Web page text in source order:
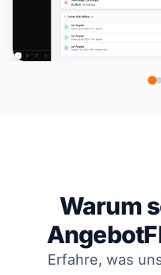
Warum
Erfahre, was